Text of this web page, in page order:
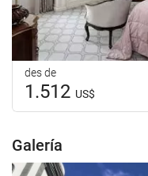
des de
1.512 US$
Galería